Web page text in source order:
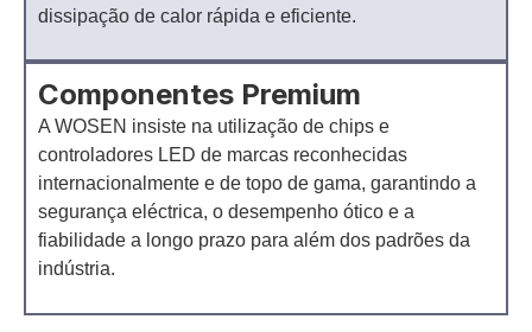
dissipação de calor rápida e eficiente.
Componentes Premium
A WOSEN insiste na utilização de chips e
controladores LED de marcas reconhecidas
internacionalmente e de topo de gama, garantindo a
segurança eléctrica, o desempenho ótico e a
fiabilidade a longo prazo para além dos padrões da
indústria.